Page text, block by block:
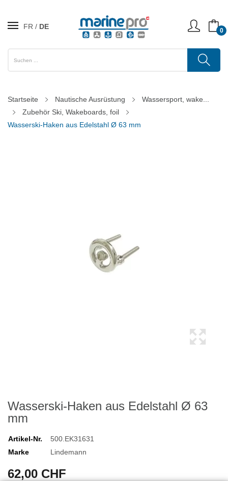
FR DE 0
Startseite Nautische Ausrüstung
Wassersport, wake...
Zubehör Ski, Wakeboards, foil
Wasserski-Haken aus Edelstahl Ø 63 mm
Wasserski-Haken aus Edelstahl Ø 63
mm
Artikel-Nr.
500.EK31631
Marke
Lindemann
62,00 CHF